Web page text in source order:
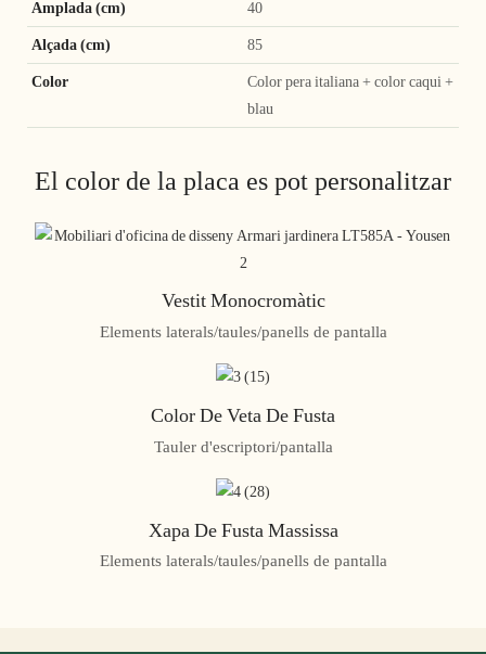
Amplada (cm) 40
Alçada (cm) 85
Color
Color pera italiana + color caqui +
blau
El color de la placa es pot personalitzar
Vestit Monocromàtic
Elements laterals/taules/panells de pantalla
Color De Veta De Fusta
Tauler d'escriptori/pantalla
Xapa De Fusta Massissa
Elements laterals/taules/panells de pantalla